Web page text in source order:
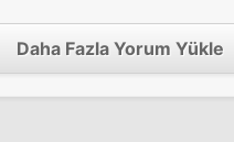
Daha Fazla Yorum Yükle